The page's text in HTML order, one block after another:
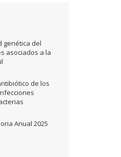
genética del
asociados a la
de los
Anual 2025